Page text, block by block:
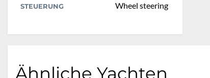
STEUERUNG Wheel steering
Ähnliche Yachten